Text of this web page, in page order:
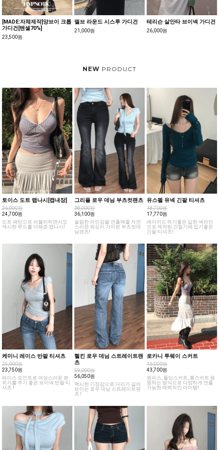
[MADE:자체제작]양브이 크롭
가디건[텐셀70%]
23,500원
델브 라운드 시스루 가디건
21,000원
테리슨 살안타 브이넥 가디건
26,000원
NEW PRODUCT
토이스 도트 랩나시[캡내장]
26,000원
24,700원
도트 패턴으로 러블리하면서도
섹시한 무드를 더해준 캡나시!
그리플 로우 데님 부츠컷팬츠
38,000원
36,100원
슬림한 라인감을 연출해줄 자연
스러운 워싱이 가미된 부츠컷데
님팬츠!
유스펠 유넥 긴팔 티셔츠
18,700원
17,770원
레이어드 하기좋은 딥한 넥라인
으로 제작된 간절기에 입기좋은
긴팔 티셔츠!
케미니 레이스 반팔 티셔츠
25,000원
23,750원
레이스 포인트로 여성스러운 분
위기를 주기 좋은 브이넥 반팔 티
셔츠 !
헬킨 로우 데님 스트레이트팬
츠
59,000원
56,050원
맥시한 기장감으로 다리가 길어
보이는 로우 데님 스트레이트팬
츠 !
로카니 투웨이 스커트
46,000원
43,700원
원피스, 폴딩스커트, 롱스커트 등
원하는 방식으로 다양하게 연출
가능한 매력적인 아이템!